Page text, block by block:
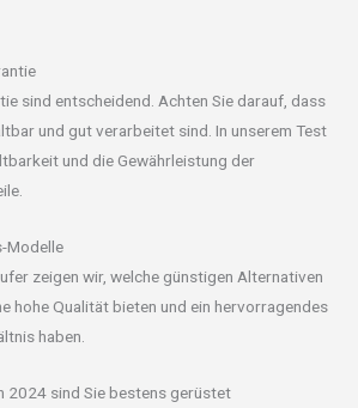
sind entscheidend. Achten Sie darauf, dass
und gut verarbeitet sind. In unserem Test
und die Gewährleistung der
Modelle
zeigen wir, welche günstigen Alternativen
hohe Qualität bieten und ein hervorragendes
haben.
2024 sind Sie bestens gerüstet